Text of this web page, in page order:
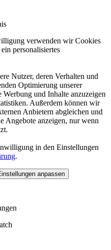
verwenden wir Cookies
personalisiertes
Nutzer, deren Verhalten und
Optimierung unserer
und Inhalte anzuzeigen
Außerdem können wir
Anbietern abgleichen und
Angebote anzeigen, nur wenn
in den Einstellungen
.
anpassen